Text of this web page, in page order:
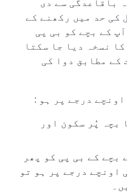
باقاعدگی سے دی
کی حد میں رکھنے کے
کے بچے کو بی پی
نسخہ دیا جا سکتا
کے مطابق دوا کی
درجے پر ہو :
بچہ پُر سکون اور
اپنے بچے کے بی پی کو پھر
اونچے درجے پر ہو تو